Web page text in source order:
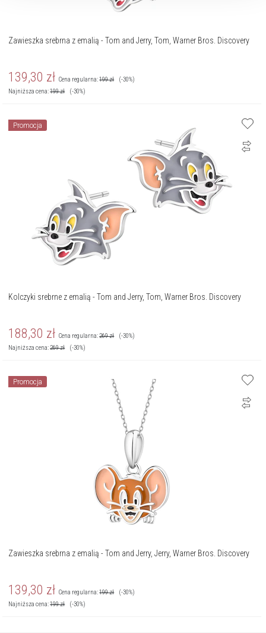
Zawieszka srebrna z emalią - Tom and Jerry, Tom, Warner Bros. Discovery
139,30 zł Cena regularna:199zł
(-30%)
Najniższa cena:199zł (-30%)
Promocja
Kolczyki srebrne z emalią - Tom and Jerry, Tom, Warner Bros. Discovery
188,30 zł Cena regularna:269zł
(-30%)
Najniższa cena:269zł (-30%)
Promocja
Zawieszka srebrna z emalią - Tom and Jerry, Jerry, Warner Bros. Discovery
139,30 zł Cena regularna:199zł
(-30%)
Najniższa cena:199zł (-30%)